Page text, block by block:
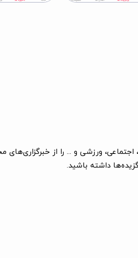
ورزشی و ... را از خبرگزاری‌های
داشته باشید.